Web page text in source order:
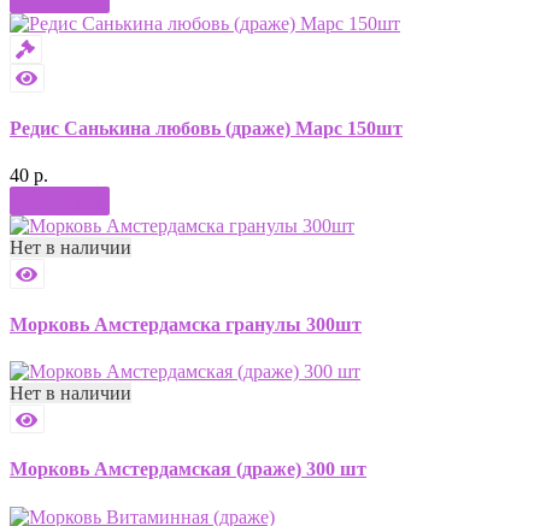
Редис Санькина любовь (драже) Марс 150шт
40 р.
Нет в наличии
Морковь Амстердамска гранулы 300шт
Нет в наличии
Морковь Амстердамская (драже) 300 шт